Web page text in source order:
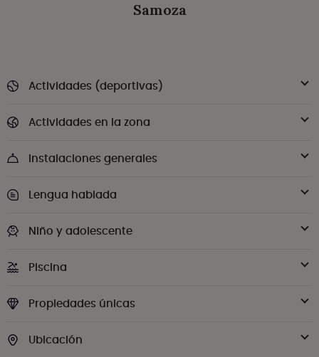
Samoza
Actividades (deportivas)
Actividades en la zona
Instalaciones generales
Lengua hablada
Niño y adolescente
Piscina
Propiedades únicas
Ubicación